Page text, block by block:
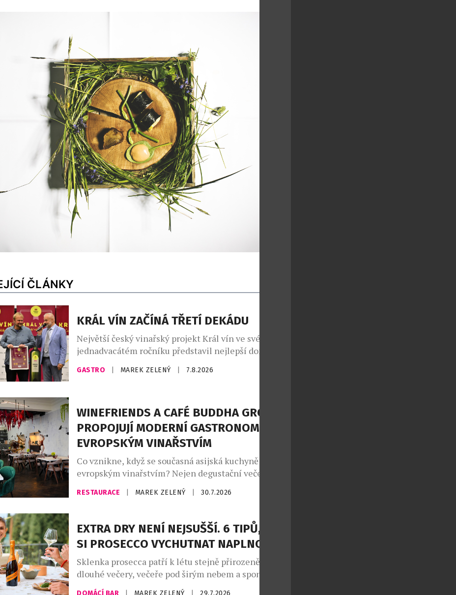
ČLÁNKY
KRÁL VÍN ZAČÍNÁ TŘETÍ DEKÁDU
Největší český vinařský projekt Král vín ve svém již
jednadvacátém ročníku představil nejlepší domácí
vína. Ta vybírala odborná porota z celkem 1260
vzorků od 157 vinařů. Král vín, který se – i přesto, že
si klade za […]
GASTRO MAREK ZELENÝ 7.8.2026
WINEFRIENDS A CAFÉ BUDDHA GROUP
PROPOJUJÍ MODERNÍ GASTRONOMII S
EVROPSKÝM VINAŘSTVÍM
Co vznikne, když se současná asijská kuchyně potká s
evropským vinařstvím? Nejen degustační večeře, ale
napříč kontinenty, chutěmi i vinařskými regiony.
připravila na podzim 2026 sérii tří tematických
degustačních večerů. Dva z nich se uskuteční v
restauraci PRU58, jeden v […]
RESTAURACE MAREK ZELENÝ 30.7.2026
EXTRA DRY NENÍ NEJSUŠŠÍ. 6 TIPŮ, JAK
SI PROSECCO VYCHUTNAT NAPLNO
Sklenka prosecca patří k létu stejně přirozeně jako
dlouhé večery, večeře pod širým nebem a spontánní
setkání s přáteli. Své pevné místo si našlo také v
DOMÁCÍ BAR MAREK ZELENÝ 29.7.2026